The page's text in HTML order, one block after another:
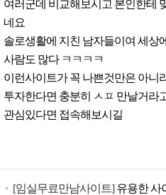
여러군데 비교해보시고 본인한테
네요
솔로생활에 지친 남자들이여 세상
사람도 많다 ㅋㅋㅋㅋ
이런사이트가 꼭 나쁜것만은 아니
투자한다면 충분히 ㅅㅍ 만날거라
관심있다면 접속해보시길
[임실무료만남사이트]유용한 사